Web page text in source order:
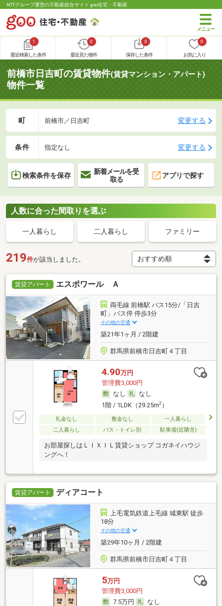
NTTグループ運営の不動産総合サイト goo住宅・不動産
1
最近検索した条件
0
最近見た物件
0
保存した条件
0
お気に入り
前橋市日吉町の賃貸物件(賃貸マンション・アパート)
物件一覧
町 前橋市／日吉町 変更する
条件 指定なし 変更する
検索条件を保存
新着メールを受
取る
アプリで探す
人数に合った間取りを選ぶ
一人暮らし 二人暮らし ファミリー
219件が該当しました。
賃貸アパート エスポワール Ａ
両毛線 前橋駅 バス15分/「日吉
町」バス停 停歩3分
その他の交通
築21年1ヶ月 / 2階建
群馬県前橋市日吉町４丁目
4.90万円
管理費3,000円
なし
なし
1階 / 1LDK（29.25m2）
礼金なし 敷金なし
一人暮らし
二人暮らし
バス・トイレ別 駐車場(近隣含)
お部屋探しはＬＩＸＩＬ賃貸ショップ コガネイハウジ
ングへ！
賃貸アパート ディアコート
上毛電気鉄道上毛線 城東駅 徒歩
18分
その他の交通
築29年10ヶ月 / 2階建
群馬県前橋市日吉町４丁目
5万円
管理費3,000円
7.5万円
なし